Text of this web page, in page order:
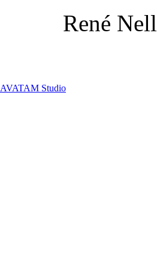
René
AVATAM Studio